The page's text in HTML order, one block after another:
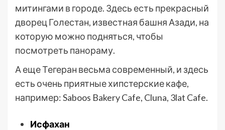
митингами в городе. Здесь есть прекрасный
дворец Голестан, известная башня Азади, на
которую можно подняться, чтобы
посмотреть панораму.
А еще Тегеран весьма современный, и здесь
есть очень приятные хипстерские кафе,
например: Saboos Bakery Cafe, Cluna, 3lat Cafe.
Исфахан